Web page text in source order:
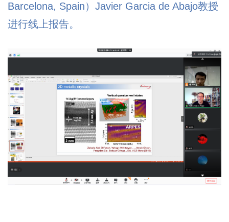
Barcelona, Spain）Javier Garcia de Abajo教授
进行线上报告。